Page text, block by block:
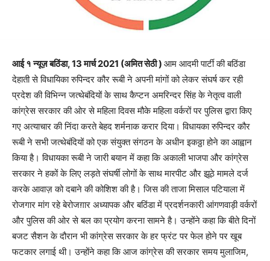
आई १ न्यूज़ बठिंडा, 13 मार्च 2021 (अमित सेठी ) आम आदमी पार्टी की बठिंडा
देहाती से विधायिका रुपिन्दर कौर रूबी ने अपनी मांगों को लेकर संघर्ष कर रही
प्रदेश की विभिन्न जत्थेबंदियों के साथ कैप्टन अमरिन्दर सिंह के नेतृत्व वाली
कांग्रेस सरकार की ओर से महिला दिवस मौके महिला वर्करों पर पुलिस द्वारा किए
गए अत्याचार की निंदा करते बेहद शर्मनाक करार दिया। विधायका रुपिन्दर कौर
रूबी ने सभी जत्थेबंदियों को एक संयुक्त संगठन के अधीन इकठ्ठा होने का आह्वान
किया है। विधायका रूबी ने जारी बयान में कहा कि अकाली भाजपा और कांग्रेस
सरकार ने हकों के लिए लड़ते संघर्षी लोगों के साथ मारपीट और झूठे मामले दर्ज
करके आवाज़ को दबाने की कोशिश की है। जिस की ताजा मिसाल पटियाला में
रोजगार मांग रहे बेरोजग़ार अध्यापक और बठिंडा में प्रदर्शनकारी आंगणवाड़ी वर्करों
और पुलिस की ओर से बल का प्रयोग करना सामने है। उन्होंने कहा कि बीते दिनों
बजट सैशन के दौरान भी कांग्रेस सरकार के हर फ्रंट पर फेल होने पर खूब
फटकार लगाई थी। उन्होंने कहा कि आज कांग्रेस की सरकार समय मुलाजिम,